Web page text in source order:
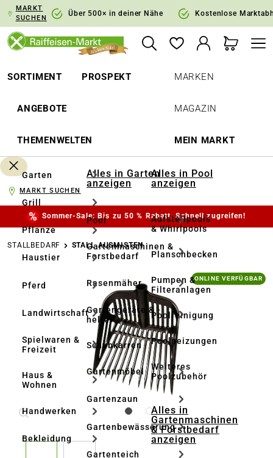
Zur Hauptnavigation springen
MARKT
SUCHEN
Über 500× in deiner Nähe Kostenlose
SORTIMENT PROSPEKT
ANGEBOTE
THEMENWELTEN
MARKEN
MAGAZIN
MEIN MARKT
Garten
Grill
Pflanze
Haustier
Pferd
Landwirtschaft
Spielwaren &
Freizeit
Haus &
Wohnen
Handwerken
Bekleidung
Alles in Garten
anzeigen
Pool
Gartenmaschinen &
Forstbedarf
Rasenmäher
Gartengeräte & -
helfer
Schubkarren
Gartenmöbel
Gartenzaun
Gartenbewässerung
Gartenteich
Alles in Pool
anzeigen
Aufstellpools
& Whirlpools
Planschbecken
Pumpen &
Filteranlagen
Poolreinigung
Poolheizungen
Weiteres
Poolzubehör
Alles in
Gartenmaschinen
& Forstbedarf
anzeigen
MARKT SUCHEN
Sommer-Sale: Bis zu 50 % Rabatt. Schnell zugreifen!
STALLBEDARF STALL AUSMISTEN
Bildergalerie überspringen ONLINE VERFÜGBAR